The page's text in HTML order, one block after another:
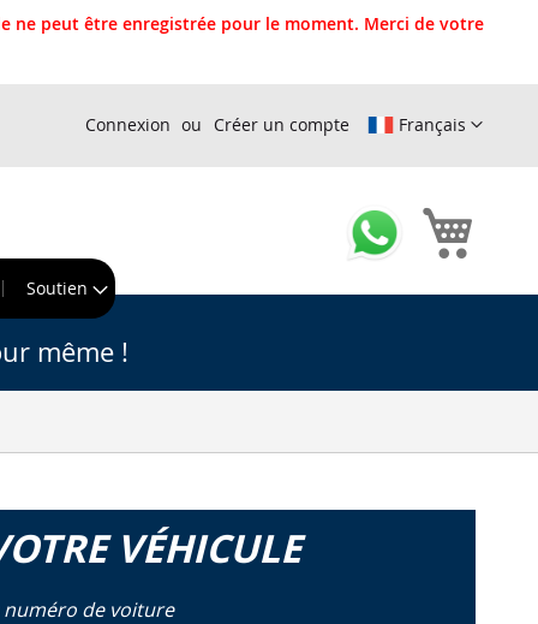
ne peut être enregistrée pour le moment. Merci de votre
Français
Connexion Créer un compte
Soutien
même !
VÉHICULE
numéro de voiture